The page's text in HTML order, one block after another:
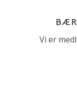
Vi er